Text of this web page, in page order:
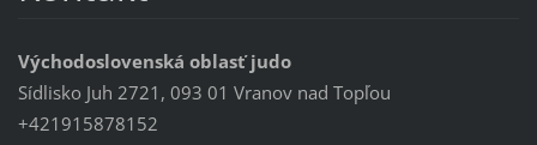
Východoslovenská oblasť judo
Sídlisko Juh 2721, 093 01 Vranov nad Topľou
+421915878152